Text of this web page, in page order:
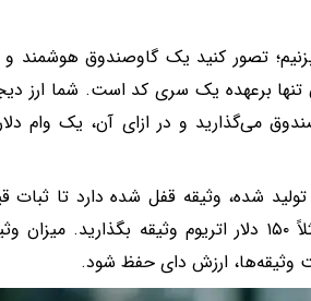
تصور کنید یک گاوصندوق هوشمند
تنها برعهده یک سری کد است. شما ارز
می‌گذارید و در ازای آن، یک وام
شده، وثیقه قفل شده دارد تا ثبات
یعنی برای گرفتن ۱۰۰ دای، شما باید مثلاً ۱۵۰ دلار اتریوم
وثیقه‌ها، ارزش دای حفظ شود.